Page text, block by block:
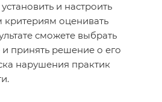
и настроить
критериям оценивать
сможете выбрать
принять решение о его
нарушения практик